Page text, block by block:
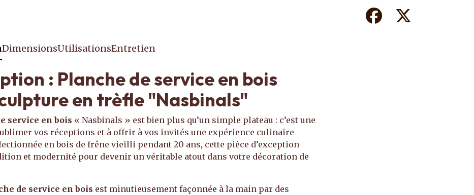
Facebook
DimensionsUtilisationsEntretien
: Planche de service en bois
en trèfle "Nasbinals"
service en bois « Nasbinals » est bien plus qu’un simple plateau : c’est une
vos réceptions et à offrir à vos invités une expérience culinaire
en bois de frêne vieilli pendant 20 ans, cette pièce d’exception
et modernité pour devenir un véritable atout dans votre décoration de
de service en bois est minutieusement façonnée à la main par des